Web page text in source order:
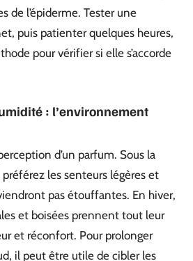
de l’épiderme. Tester une
puis patienter quelques heures,
pour vérifier si elle s’accorde
: l’environnement
d’un parfum. Sous la
les senteurs légères et
pas étouffantes. En hiver,
et boisées prennent tout leur
et réconfort. Pour prolonger
il peut être utile de cibler les